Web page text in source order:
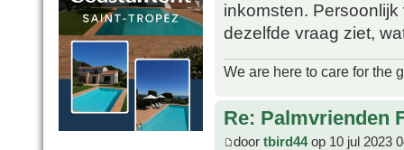
inkomsten.
dezelfde vraag ziet,
We are here to care for the
Re: Palmvrienden
door tbird44op 10 jul 2023